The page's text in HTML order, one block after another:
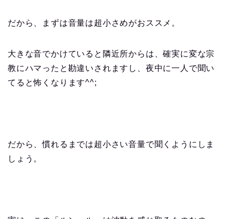
だから、まずは音量は超小さめがおススメ。
大きな音でかけていると隣近所からは、確実に変な宗
教にハマったと勘違いされますし、夜中に一人で聞い
てると怖くなります^^;
だから、慣れるまでは超小さい音量で聞くようにしま
しょう。